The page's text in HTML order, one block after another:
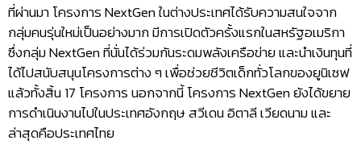
ที่ผ่านมา โครงการ NextGen ในต่างประเทศได้รับความสนใจจาก
กลุ่มคนรุ่นใหม่เป็นอย่างมาก มีการเปิดตัวครั้งแรกในสหรัฐอเมริกา
ซึ่งกลุ่ม NextGen ที่นั่นได้ร่วมกันระดมพลังเครือข่าย และนำเงินทุนที่
ได้ไปสนับสนุนโครงการต่าง ๆ เพื่อช่วยชีวิตเด็กทั่วโลกของยูนิเซฟ
แล้วทั้งสิ้น 17 โครงการ นอกจากนี้ โครงการ NextGen ยังได้ขยาย
การดำเนินงานไปในประเทศอังกฤษ สวีเดน อิตาลี เวียดนาม และ
ล่าสุดคือประเทศไทย